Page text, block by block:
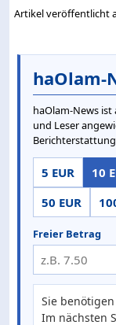
Artikel veröffentlicht
haOlam-
haOlam-News
und Leser
5 EUR 10
50 EUR
Freier Betrag
Sie
Im nächsten